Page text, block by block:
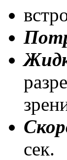
сек.